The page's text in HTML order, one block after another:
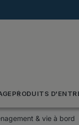
PRODUITS
& vie à bord